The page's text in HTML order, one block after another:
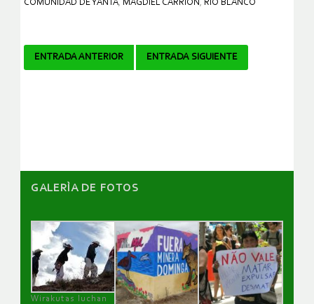
COMUNIDAD DE YANTA, MAGDIEL CARRIÓN , RÍO BLANCO
Navegador
ENTRADA ANTERIOR ENTRADA SIGUIENTE
GALERÌA DE FOTOS
Wirakutas luchan